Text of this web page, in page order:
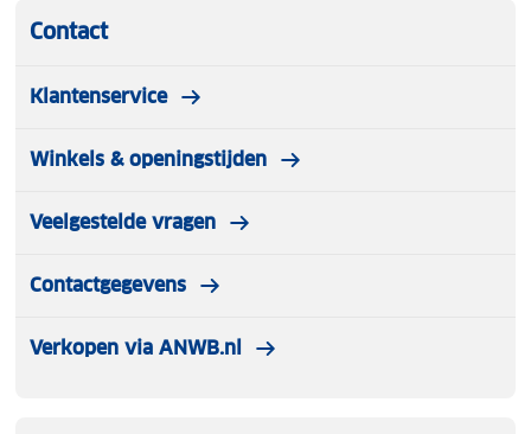
Contact
Klantenservice
Winkels & openingstijden
Veelgestelde vragen
Contactgegevens
Verkopen via ANWB.nl